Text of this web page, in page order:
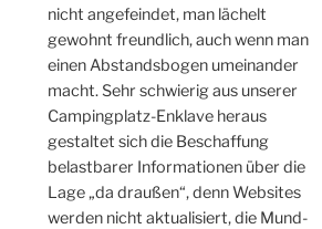
nicht angefeindet, man lächelt
gewohnt freundlich, auch wenn man
einen Abstandsbogen umeinander
macht. Sehr schwierig aus unserer
Campingplatz-Enklave heraus
gestaltet sich die Beschaffung
belastbarer Informationen über die
Lage „da draußen“, denn Websites
werden nicht aktualisiert, die Mund-